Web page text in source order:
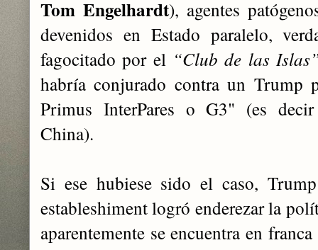
Tom Engelhardt), agentes
devenidos en Estado paralelo,
fagocitado por el “Club de las
habría conjurado contra un Trump
Primus InterPares o G3" (es
China).
Si ese hubiese sido el caso,
estableshiment logró enderezar la
aparentemente se encuentra en